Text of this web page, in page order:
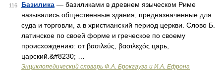
116 Базилика — базиликами в древнем языческом Риме
назывались общественные здания, предназначенные для
суда и торговли, а в христианский период церкви. Слово Б.
латинское по своей форме и греческое по своему
происхождению: от βασιλεύς, βασιλεχός царь,
царский.&#8230; …
Энциклопедический словарь Ф.А. Брокгауза и И.А. Ефрона